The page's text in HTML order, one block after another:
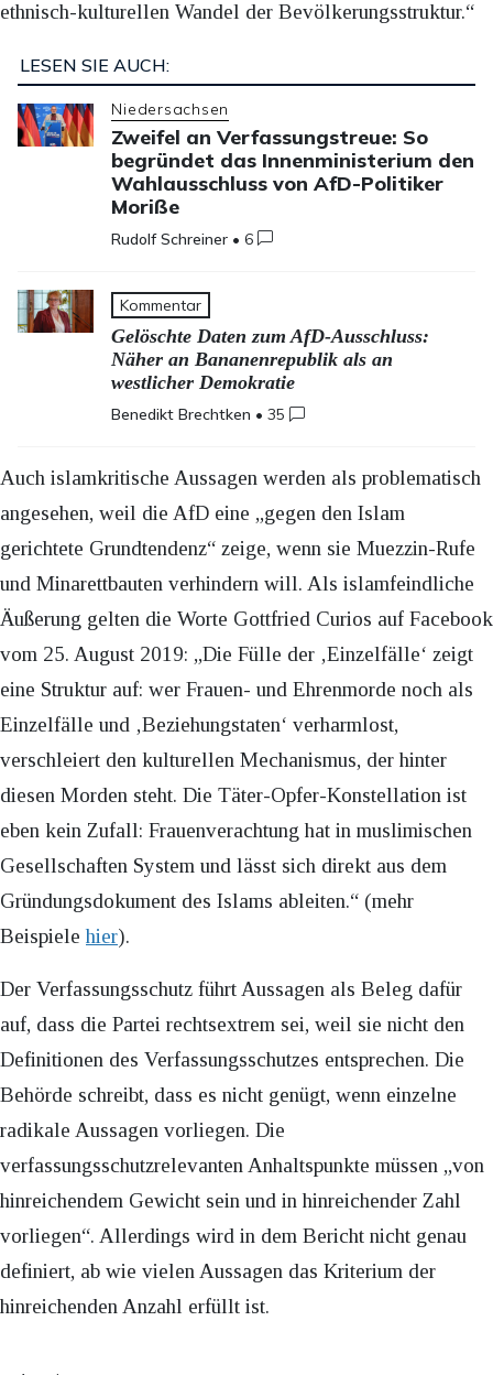
ethnisch-kulturellen Wandel der Bevölkerungsstruktur.“
LESEN SIE AUCH:
Niedersachsen
Zweifel an Verfassungstreue: So
begründet das Innenministerium den
Wahlausschluss von AfD-Politiker
Moriße
Rudolf Schreiner •6
Kommentar
Gelöschte Daten zum AfD-Ausschluss:
Näher an Bananenrepublik als an
westlicher Demokratie
Benedikt Brechtken •35
Auch islamkritische Aussagen werden als problematisch
angesehen, weil die AfD eine „gegen den Islam
gerichtete Grundtendenz“ zeige, wenn sie Muezzin-Rufe
und Minarettbauten verhindern will. Als islamfeindliche
Äußerung gelten die Worte Gottfried Curios auf Facebook
vom 25. August 2019: „Die Fülle der ‚Einzelfälle‘ zeigt
eine Struktur auf: wer Frauen- und Ehrenmorde noch als
Einzelfälle und ‚Beziehungstaten‘ verharmlost,
verschleiert den kulturellen Mechanismus, der hinter
diesen Morden steht. Die Täter-Opfer-Konstellation ist
eben kein Zufall: Frauenverachtung hat in muslimischen
Gesellschaften System und lässt sich direkt aus dem
Gründungsdokument des Islams ableiten.“ (mehr
Beispielehier).
Der Verfassungsschutz führt Aussagen als Beleg dafür
auf, dass die Partei rechtsextrem sei, weil sie nicht den
Definitionen des Verfassungsschutzes entsprechen. Die
Behörde schreibt, dass es nicht genügt, wenn einzelne
radikale Aussagen vorliegen. Die
verfassungsschutzrelevanten Anhaltspunkte müssen „von
hinreichendem Gewicht sein und in hinreichender Zahl
vorliegen“. Allerdings wird in dem Bericht nicht genau
definiert, ab wie vielen Aussagen das Kriterium der
hinreichenden Anzahl erfüllt ist.